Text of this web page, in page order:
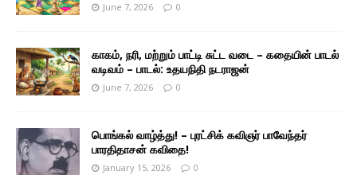
June 7, 2026 0
காகம், நரி, மற்றும் பாட்டி சுட்ட வடை – கதையின் பாடல்
வடிவம் – பாடல்: உதயநிதி நடராஜன்
June 7, 2026 0
பொங்கல் வாழ்த்து! – புரட்சிக் கவிஞர் பாவேந்தர்
பாரதிதாசன் கவிதை!
January 15, 2026 0